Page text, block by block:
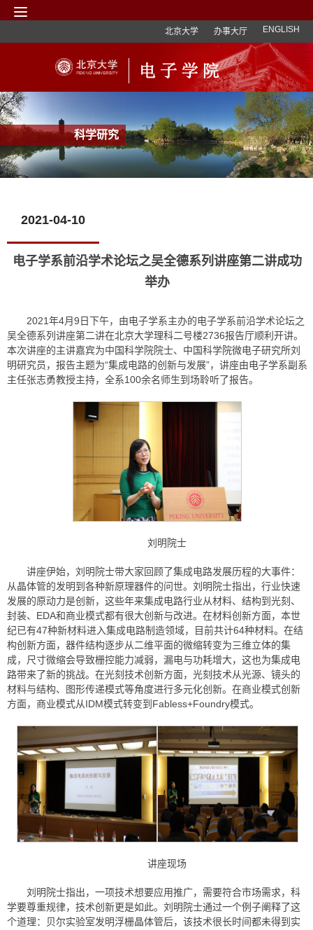
北京大学 办事大厅 ENGLISH
科学研究
2021-04-10
电子学系前沿学术论坛之吴全德系列讲座第二讲成功
举办
2021年4月9日下午，由电子学系主办的电子学系前沿学术论坛之
吴全德系列讲座第二讲在北京大学理科二号楼2736报告厅顺利开讲。
本次讲座的主讲嘉宾为中国科学院院士、中国科学院微电子研究所刘
明研究员，报告主题为“集成电路的创新与发展”，讲座由电子学系副系
主任张志勇教授主持，全系100余名师生到场聆听了报告。
刘明院士
讲座伊始，刘明院士带大家回顾了集成电路发展历程的大事件：
从晶体管的发明到各种新原理器件的问世。刘明院士指出，行业快速
发展的原动力是创新，这些年来集成电路行业从材料、结构到光刻、
封装、EDA和商业模式都有很大创新与改进。在材料创新方面，本世
纪已有47种新材料进入集成电路制造领域，目前共计64种材料。在结
构创新方面，器件结构逐步从二维平面的微缩转变为三维立体的集
成，尺寸微缩会导致栅控能力减弱，漏电与功耗增大，这也为集成电
路带来了新的挑战。在光刻技术创新方面，光刻技术从光源、镜头的
材料与结构、图形传递模式等角度进行多元化创新。在商业模式创新
方面，商业模式从IDM模式转变到Fabless+Foundry模式。
讲座现场
刘明院士指出，一项技术想要应用推广，需要符合市场需求，科
学要尊重规律，技术创新更是如此。刘明院士通过一个例子阐释了这
个道理：贝尔实验室发明浮栅晶体管后，该技术很长时间都未得到实